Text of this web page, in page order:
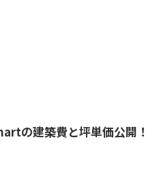
の建築費と坪単価公開！